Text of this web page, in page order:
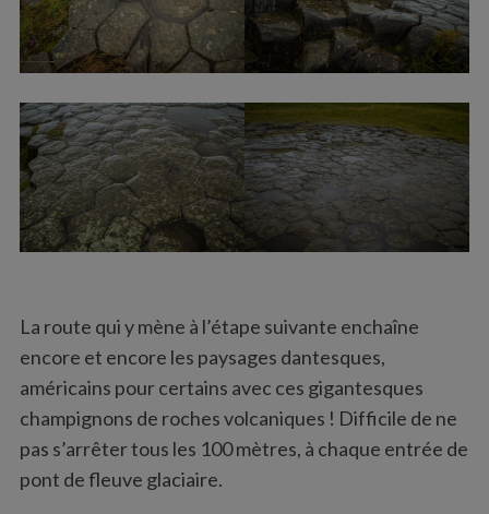
La route qui y mène à l’étape suivante enchaîne
encore et encore les paysages dantesques,
américains pour certains avec ces gigantesques
champignons de roches volcaniques ! Difficile de ne
pas s’arrêter tous les 100 mètres, à chaque entrée de
pont de fleuve glaciaire.